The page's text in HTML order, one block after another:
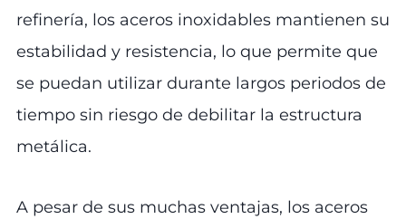
refinería, los aceros inoxidables mantienen su
estabilidad y resistencia, lo que permite que
se puedan utilizar durante largos periodos de
tiempo sin riesgo de debilitar la estructura
metálica.
A pesar de sus muchas ventajas, los aceros